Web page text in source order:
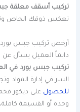
تركيب أسقف معلقة
تعكس ذوقك الخاص
أرخص تركيب جبس بورد
دايماً العميل يسأل
تركيب جبس بورد في
السر في إدارة المواد
للحصول على ديكور
وحدة أو القسيمة